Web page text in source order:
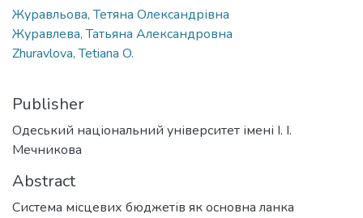
Журавльова, Тетяна Олександрівна
Журавлева, Татьяна Александровна
Zhuravlova, Tetiana O.
Publisher
Одеський національний університет імені І. І.
Мечникова
Abstract
Система місцевих бюджетів як основна ланка